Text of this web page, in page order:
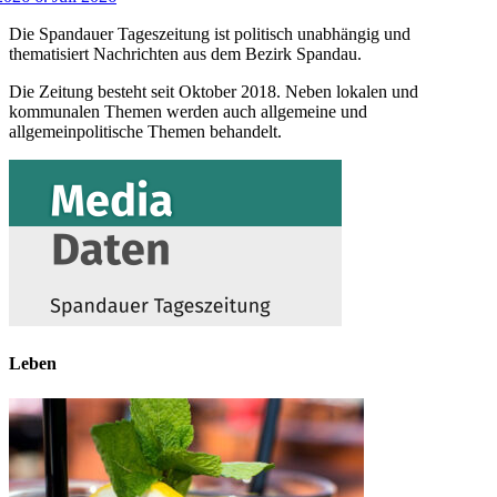
Die Spandauer Tageszeitung ist politisch unabhängig und
thematisiert Nachrichten aus dem Bezirk Spandau.
Die Zeitung besteht seit Oktober 2018. Neben lokalen und
kommunalen Themen werden auch allgemeine und
allgemeinpolitische Themen behandelt.
Leben